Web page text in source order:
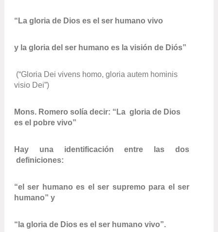
“La gloria de Dios es el ser humano vivo
y la gloria del ser humano es la visión de Diós”
(“Gloria Dei vivens homo, gloria autem hominis
visio Dei”)
Mons. Romero solía decir: “La gloria de Dios
es el pobre vivo”
Hay una identificación entre las dos
definiciones:
“el ser humano es el ser supremo para el ser
humano” y
“la gloria de Dios es el ser humano vivo”.